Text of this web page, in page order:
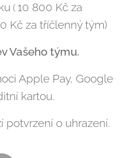
( 10 800 Kč za
Kč za tříčlenný tým)
Vašeho týmu.
Apple Pay, Google
kartou.
potvrzení o uhrazení.